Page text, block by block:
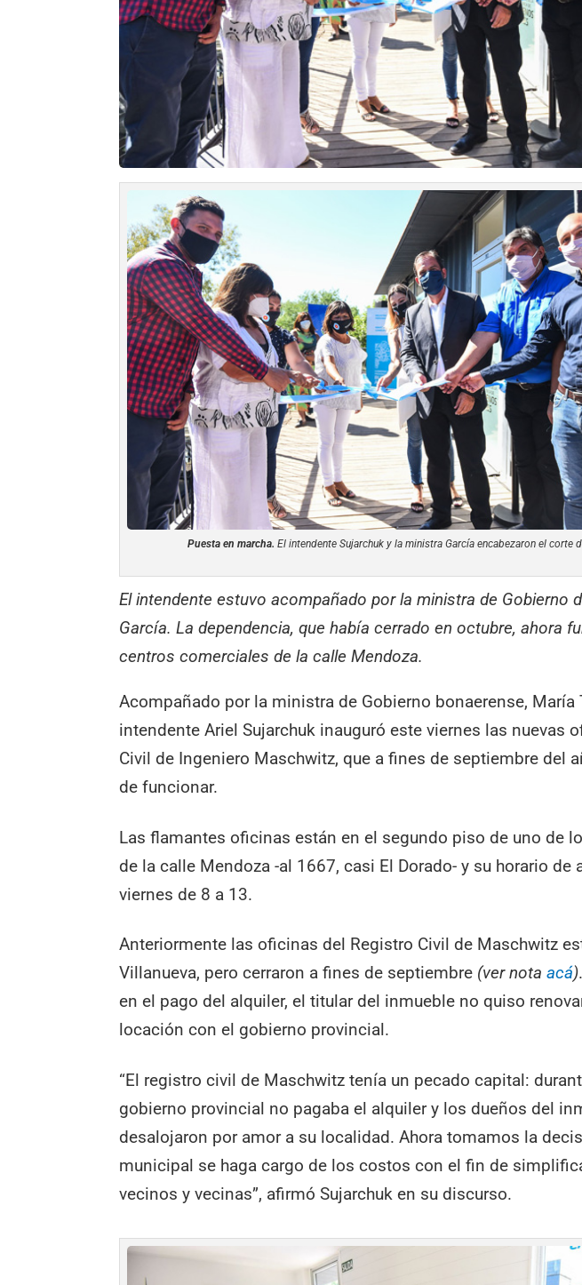
Puesta en marcha. El intendente Sujarchuk y la ministra García encabezaron el corte
El intendente estuvo acompañado por la ministra de Gobierno
García. La dependencia, que había cerrado en octubre, ahora
centros comerciales de la calle Mendoza.
Acompañado por la ministra de Gobierno bonaerense, María
intendente Ariel Sujarchuk inauguró este viernes las nuevas
Civil de Ingeniero Maschwitz, que a fines de septiembre del
de funcionar.
Las flamantes oficinas están en el segundo piso de uno de
de la calle Mendoza -al 1667, casi El Dorado- y su horario de
viernes de 8 a 13.
Anteriormente las oficinas del Registro Civil de Maschwitz
Villanueva, pero cerraron a fines de septiembre (ver notaacá)
en el pago del alquiler, el titular del inmueble no quiso
locación con el gobierno provincial.
“El registro civil de Maschwitz tenía un pecado capital:
gobierno provincial no pagaba el alquiler y los dueños del
desalojaron por amor a su localidad. Ahora tomamos la
municipal se haga cargo de los costos con el fin de
vecinos y vecinas”, afirmó Sujarchuk en su discurso.